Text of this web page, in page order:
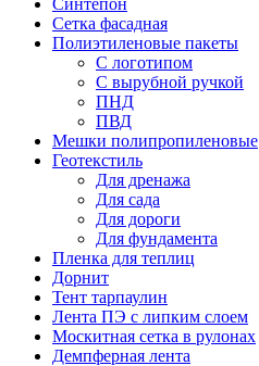
Синтепон
Сетка фасадная
Полиэтиленовые пакеты
С логотипом
С вырубной ручкой
ПНД
ПВД
Мешки полипропиленовые
Геотекстиль
Для дренажа
Для сада
Для дороги
Для фундамента
Пленка для теплиц
Дорнит
Тент тарпаулин
Лента ПЭ с липким слоем
Москитная сетка в рулонах
Демпферная лента